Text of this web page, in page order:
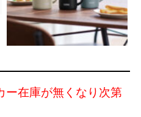
在庫が無くなり次第